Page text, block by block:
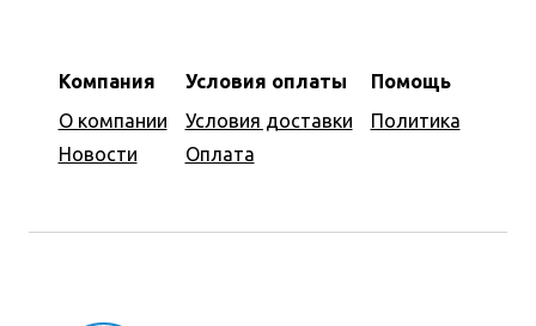
Компания
О компании
Новости
Условия оплаты
Условия доставки
Оплата
Помощь
Политика